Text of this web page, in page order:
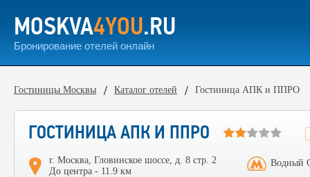
MOSKVA4YOU.RU
Бронирование отелей онлайн
Гостиницы Москвы Каталог отелей Гостиница АПК и ППРО
ГОСТИНИЦА АПК И ППРО
г. Москва, Гловинское шоссе, д. 8 стр. 2
До центра - 11.9 км
Водный